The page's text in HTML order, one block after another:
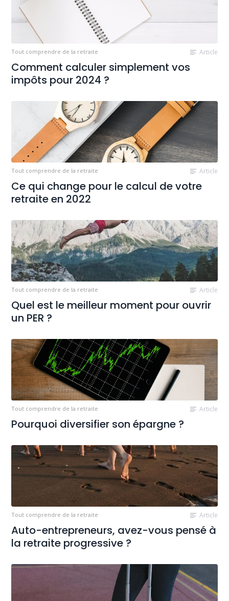
Tout comprendre de la retraite Article
Comment calculer simplement vos
impôts pour 2024 ?
Tout comprendre de la retraite Article
Ce qui change pour le calcul de votre
retraite en 2022
Tout comprendre de la retraite Article
Quel est le meilleur moment pour ouvrir
un PER ?
Tout comprendre de la retraite Article
Pourquoi diversifier son épargne ?
Tout comprendre de la retraite Article
Auto-entrepreneurs, avez-vous pensé à
la retraite progressive ?